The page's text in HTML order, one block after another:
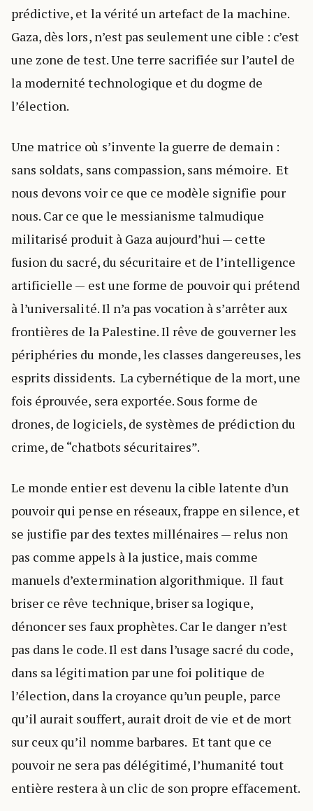
prédictive, et la vérité un artefact de la machine.
Gaza, dès lors, n’est pas seulement une cible : c’est
une zone de test. Une terre sacrifiée sur l’autel de
la modernité technologique et du dogme de
l’élection.
Une matrice où s’invente la guerre de demain :
sans soldats, sans compassion, sans mémoire. Et
nous devons voir ce que ce modèle signifie pour
nous. Car ce que le messianisme talmudique
militarisé produit à Gaza aujourd’hui — cette
fusion du sacré, du sécuritaire et de l’intelligence
artificielle — est une forme de pouvoir qui prétend
à l’universalité. Il n’a pas vocation à s’arrêter aux
frontières de la Palestine. Il rêve de gouverner les
périphéries du monde, les classes dangereuses, les
esprits dissidents. La cybernétique de la mort, une
fois éprouvée, sera exportée. Sous forme de
drones, de logiciels, de systèmes de prédiction du
crime, de “chatbots sécuritaires”.
Le monde entier est devenu la cible latente d’un
pouvoir qui pense en réseaux, frappe en silence, et
se justifie par des textes millénaires — relus non
pas comme appels à la justice, mais comme
manuels d’extermination algorithmique. Il faut
briser ce rêve technique, briser sa logique,
dénoncer ses faux prophètes. Car le danger n’est
pas dans le code. Il est dans l’usage sacré du code,
dans sa légitimation par une foi politique de
l’élection, dans la croyance qu’un peuple, parce
qu’il aurait souffert, aurait droit de vie et de mort
sur ceux qu’il nomme barbares. Et tant que ce
pouvoir ne sera pas délégitimé, l’humanité tout
entière restera à un clic de son propre effacement.